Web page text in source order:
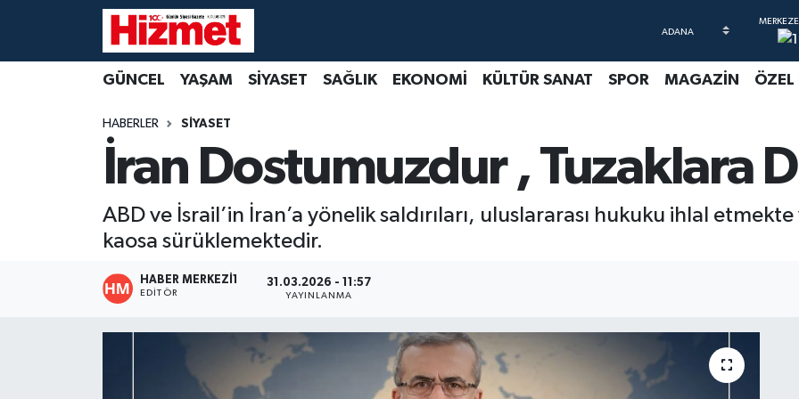
GÜNCEL YAŞAM SİYASET SAĞLIK EKONOMİ KÜLTÜR SANAT SPOR MAGAZİN ÖZEL
HABERLER SİYASET
İran Dostumuzdur , Tuzaklara
ABD ve İsrail’in İran’a yönelik saldırıları, uluslararası hukuku ihlal
kaosa sürüklemektedir.
HABER MERKEZI1
EDITÖR
31.03.2026 - 11:57
YAYINLANMA
EKONOMİ
KÜLTÜR SANAT
Denizli Nöbetçi Eczaneler
Denizli Trafik Yoğunluk Haritası
Süper Lig Puan Durumu ve Fikstür
Tüm Manşetler
Son Dakika Haberleri